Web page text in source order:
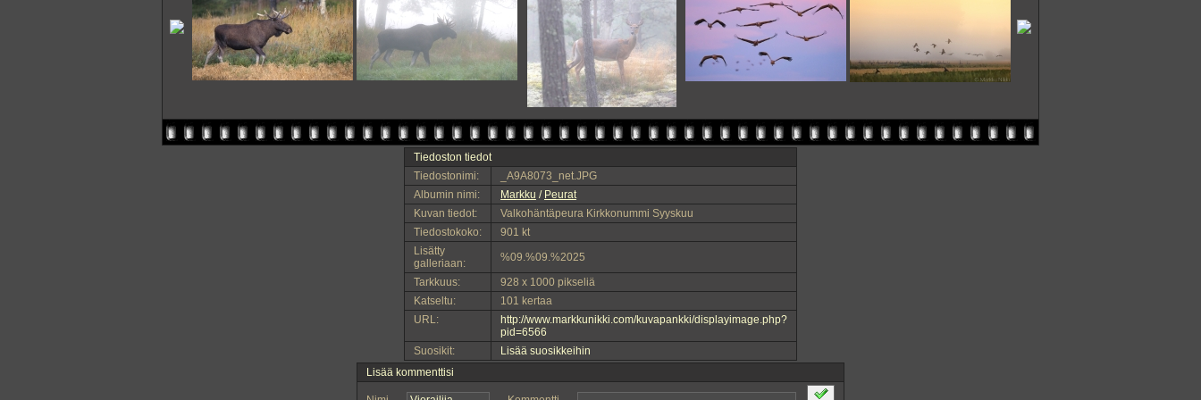
Tiedoston tiedot
Tiedostonimi:
_A9A8073_net.JPG
Albumin nimi:
Markku / Peurat
Kuvan tiedot:
Valkohäntäpeura Kirkkonummi Syyskuu
Tiedostokoko:
901 kt
Lisätty
galleriaan:
%09.%09.%2025
Tarkkuus:
928 x 1000 pikseliä
Katseltu:
101 kertaa
URL:
http://www.markkunikki.com/kuvapankki/displayimage.php?
pid=6566
Suosikit:
Lisää suosikkeihin
Lisää kommenttisi